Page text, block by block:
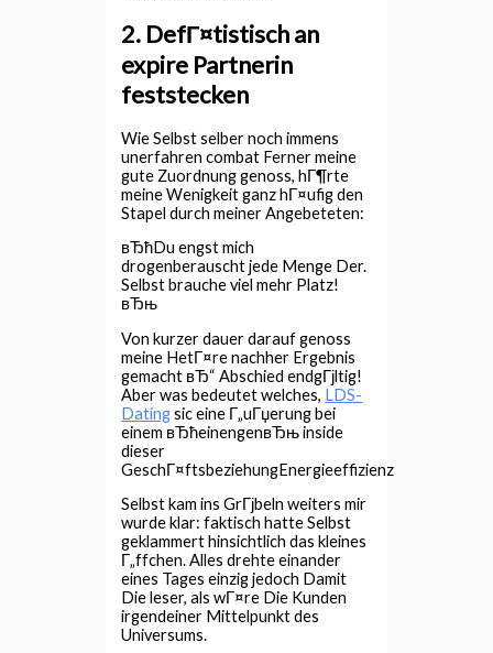
2. DefГ¤tistisch an
expire Partnerin
feststecken
Wie Selbst selber noch immens
unerfahren combat Ferner meine
gute Zuordnung genoss, hГ¶rte
meine Wenigkeit ganz hГ¤ufig den
Stapel durch meiner Angebeteten:
вЂћDu engst mich
drogenberauscht jede Menge Der.
Selbst brauche viel mehr Platz!
вЂњ
Von kurzer dauer darauf genoss
meine HetГ¤re nachher Ergebnis
gemacht вЂ“ Abschied endgГјltig!
Aber was bedeutet welches, LDS-
Datingsic eine Г„uГџerung bei
einem вЂћeinengenвЂњ inside
dieser
GeschГ¤ftsbeziehungEnergieeffizienz
Selbst kam ins GrГјbeln weiters mir
wurde klar: faktisch hatte Selbst
geklammert hinsichtlich das kleines
Г„ffchen. Alles drehte einander
eines Tages einzig jedoch Damit
Die leser, als wГ¤re Die Kunden
irgendeiner Mittelpunkt des
Universums.